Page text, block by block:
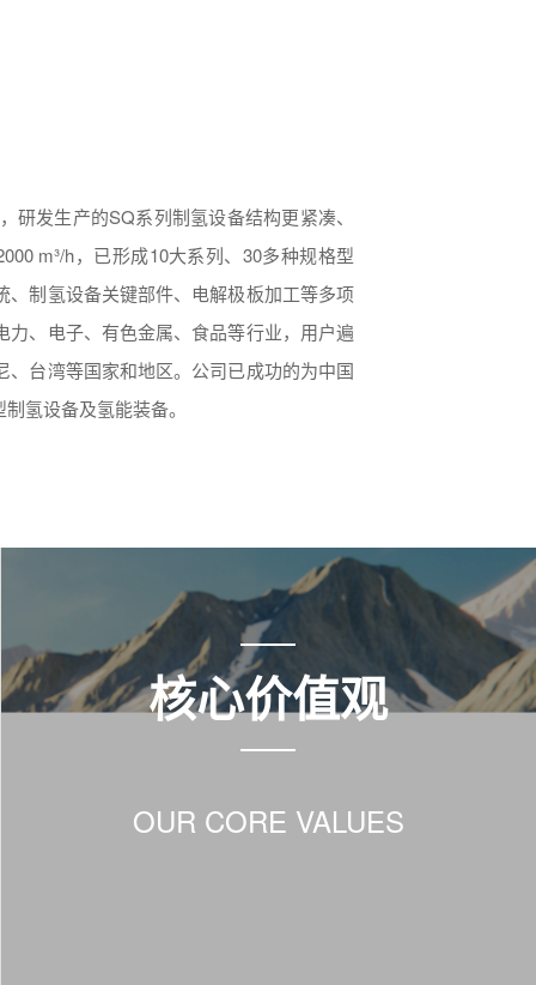
发生产的SQ系列制氢设备结构更紧凑、
m³/h，已形成10大系列、30多种规格型
制氢设备关键部件、电解极板加工等多项
、电子、有色金属、食品等行业，用户遍
台湾等国家和地区。公司已成功的为中国
氢设备及氢能装备。
核心价值观
OUR CORE VALUES